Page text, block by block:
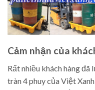
Cảm nhận của
Rất nhiều khách hàng
tràn 4 phuy của Việt